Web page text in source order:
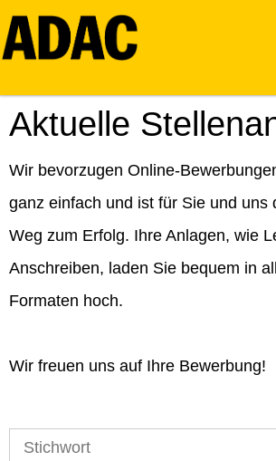
Aktuelle
Wir bevorzugen Online-
ganz einfach und ist für Sie und uns
Weg zum Erfolg. Ihre Anlagen, wie
Anschreiben, laden Sie bequem in
Formaten hoch.
Wir freuen uns auf Ihre Bewerbung!